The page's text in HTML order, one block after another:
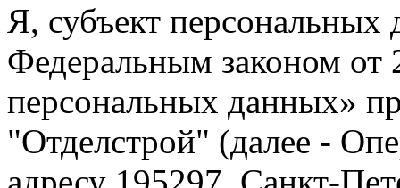
Я, субъект персональных
Федеральным законом от
персональных данных»
"Отделстрой" (далее -